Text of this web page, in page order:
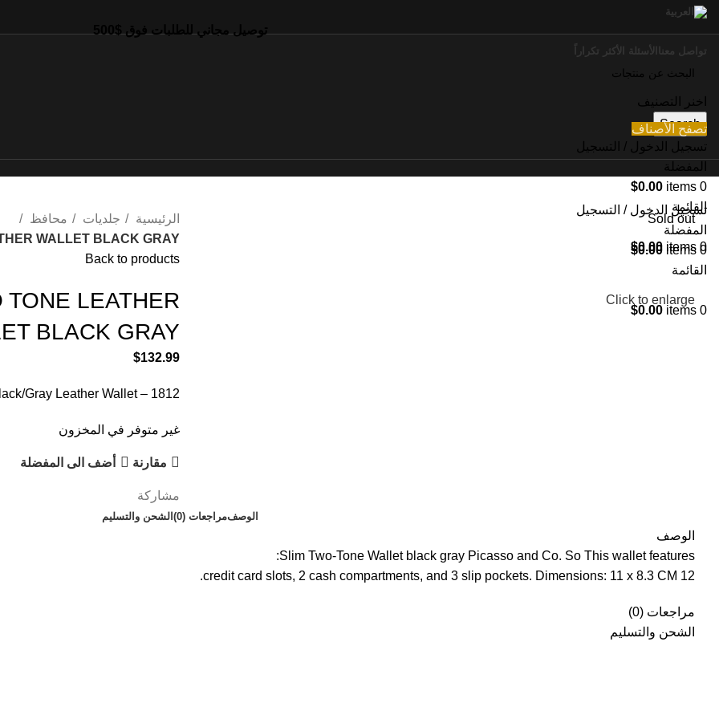
تواصل معنا الأسئلة الأكثر تكراراً
اخنر التصنيف
Search
تسجيل الدخول / التسجيل
المفضلة
0
items
$0.00
القائمة
0
items
$0.00
تصفح الأصناف
تسجيل الدخول / التسجيل
المفضلة
0
items
$0.00
القائمة
0
items
$0.00
Sold out
Click to enlarge
الرئيسية جلديات
محافظ
WALLET BLACK GRAY
Back to products
LEATHER
BLACK GRAY
$132.99
Gray Leather Wallet – 1812
غير متوفر في المخزون
مقارنة أضف الى المفضلة
مشاركة
الوصفمراجعات (0) الشحن والتسليم
الوصف
Slim Two-Tone Wallet black gray Picasso and Co. So This wallet features:
12 credit card slots, 2 cash compartments, and 3 slip pockets. Dimensions: 11 x 8.3 CM.
مراجعات (0)
الشحن والتسليم